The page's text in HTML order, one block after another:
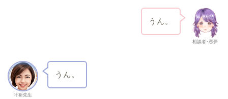
相談者･恋夢
うん。
叶祈先生
うん。